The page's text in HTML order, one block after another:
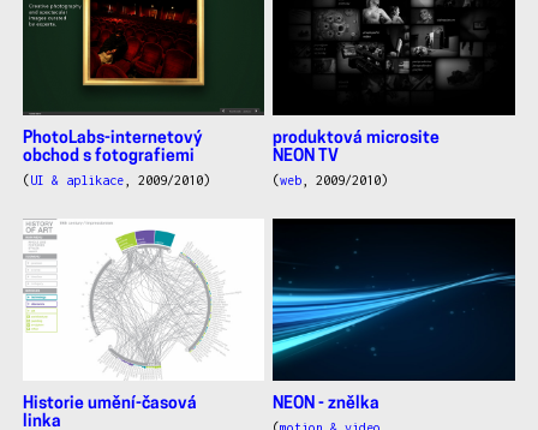
PhotoLabs-internetový
obchod s fotografiemi
( UI & aplikace, 2009/2010)
produktová microsite
NEON TV
(web , 2009/2010)
Historie umění-časová
linka
NEON - znělka